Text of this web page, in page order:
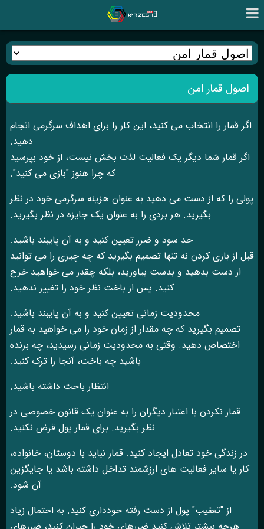
اصول قمار امن
اگر قمار را انتخاب می کنید، این کار را برای اهداف سرگرمی انجام
دهید.
اگر قمار شما دیگر یک فعالیت لذت بخش نیست، از خود بپرسید
که چرا هنوز "بازی می کنید".
پولی را که از دست می دهید به عنوان هزینه سرگرمی خود در نظر
بگیرید. هر بردی را به عنوان یک جایزه در نظر بگیرید.
حد سود و ضرر تعیین کنید و به آن پایبند باشید.
قبل از بازی کردن نه تنها تصمیم بگیرید که چه چیزی را می توانید
از دست بدهید و بدست بیاورید، بلکه چقدر می خواهید خرج
کنید. پس از باخت نظر خود را تغییر ندهید.
محدودیت زمانی تعیین کنید و به آن پایبند باشید.
تصمیم بگیرید که چه مقدار از زمان خود را می خواهید به قمار
اختصاص دهید. وقتی به محدودیت زمانی رسیدید، چه برنده
باشید چه باخت، آنجا را ترک کنید.
انتظار باخت داشته باشید.
قمار نکردن با اعتبار دیگران را به عنوان یک قانون خصوصی در
نظر بگیرید. برای قمار پول قرض نکنید.
در زندگی خود تعادل ایجاد کنید. قمار نباید با دوستان، خانواده،
کار یا سایر فعالیت های ارزشمند تداخل داشته باشد یا جایگزین
آن شود.
از "تعقیب" پول از دست رفته خودداری کنید. به احتمال زیاد